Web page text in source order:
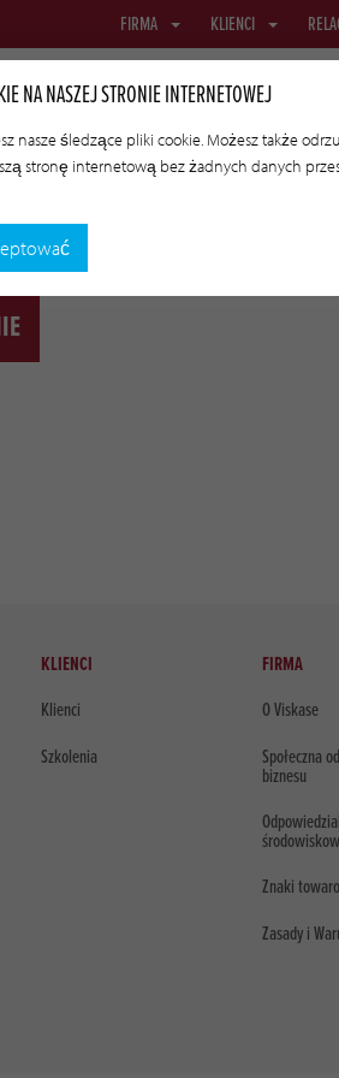
FIRMA KLIENCI
SIATKI I TKANINY OSŁONKI TRANSFEROWE
KLIENCI
Klienci
Szkolenia
FIRMA
O Viskase
Społeczna
biznesu
Znaki
Zasady i
NA NASZEJ STRONIE INTERNETOWEJ
nasze śledzące pliki cookie. Możesz także
stronę internetową bez żadnych danych